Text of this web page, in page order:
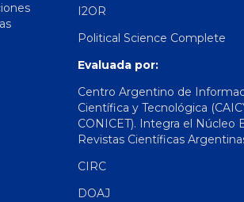
I2OR
Political Science Complete
Evaluada por:
Centro Argentino de
Científica y Tecnológica
CONICET). Integra el Núcleo
Revistas Científicas
CIRC
DOAJ